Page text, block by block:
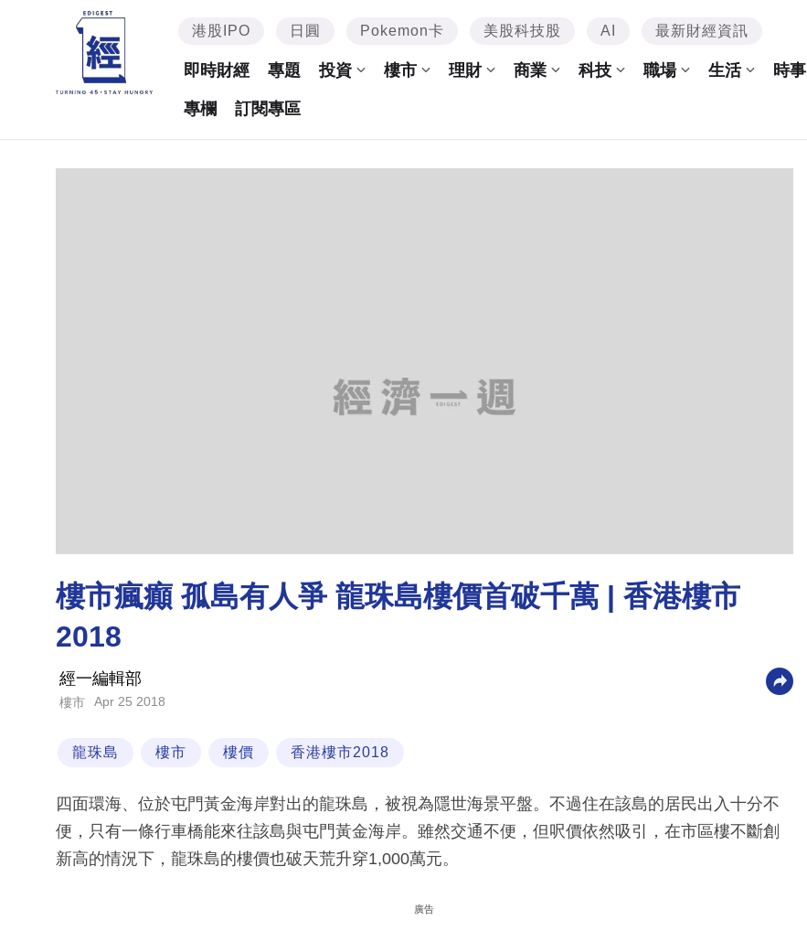
港股IPO 日圓 Pokemon卡 美股科技股 AI 最新財經資訊
即時財經 專題 投資 樓市 理財 商業 科技 職場 生活 時事
專欄 訂閱專區
樓市瘋癲 孤島有人爭 龍珠島樓價首破千萬 | 香港樓市
2018
經一編輯部
樓市 Apr 25 2018
龍珠島 樓市 樓價 香港樓市2018
四面環海、位於屯門黃金海岸對出的龍珠島，被視為隱世海景平盤。不過住在該島的居民出入十分不
便，只有一條行車橋能來往該島與屯門黃金海岸。雖然交通不便，但呎價依然吸引，在市區樓不斷創
新高的情況下，龍珠島的樓價也破天荒升穿1,000萬元。
廣告